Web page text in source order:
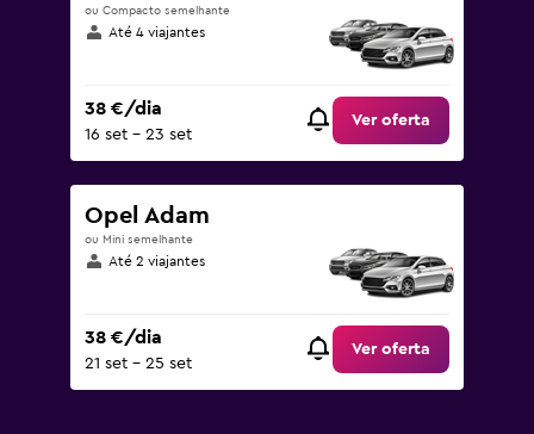
ou Compacto semelhante
Até 4 viajantes
38 €/dia
16 set – 23 set
Ver oferta
Opel Adam
ou Mini semelhante
Até 2 viajantes
38 €/dia
21 set – 25 set
Ver oferta